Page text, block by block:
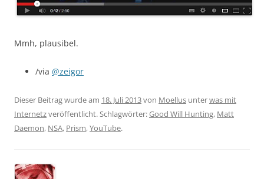
Mmh, plausibel.
/via @zeigor
Dieser Beitrag wurde am 18. Juli 2013von Moellus unterwas mit
Internetzveröffentlicht. Schlagwörter:Good Will Hunting, Matt
Daemon, NSA, Prism,YouTube.